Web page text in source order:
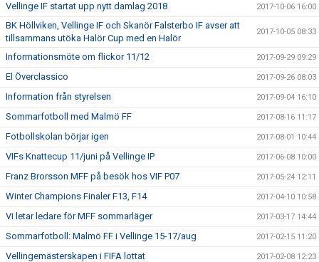
Vellinge IF startat upp nytt damlag 2018 2017-10-06 16:00
BK Höllviken, Vellinge IF och Skanör Falsterbo IF avser att
tillsammans utöka Halör Cup med en Halör
2017-10-05 08:33
Informationsmöte om flickor 11/12 2017-09-29 09:29
El Överclassico 2017-09-26 08:03
Information från styrelsen 2017-09-04 16:10
Sommarfotboll med Malmö FF 2017-08-16 11:17
Fotbollskolan börjar igen 2017-08-01 10:44
VIFs Knattecup 11/juni på Vellinge IP 2017-06-08 10:00
Franz Brorsson MFF på besök hos VIF P07 2017-05-24 12:11
Winter Champions Finaler F13, F14 2017-04-10 10:58
Vi letar ledare för MFF sommarläger 2017-03-17 14:44
Sommarfotboll: Malmö FF i Vellinge 15-17/aug 2017-02-15 11:20
Vellingemästerskapen i FIFA lottat 2017-02-08 12:23